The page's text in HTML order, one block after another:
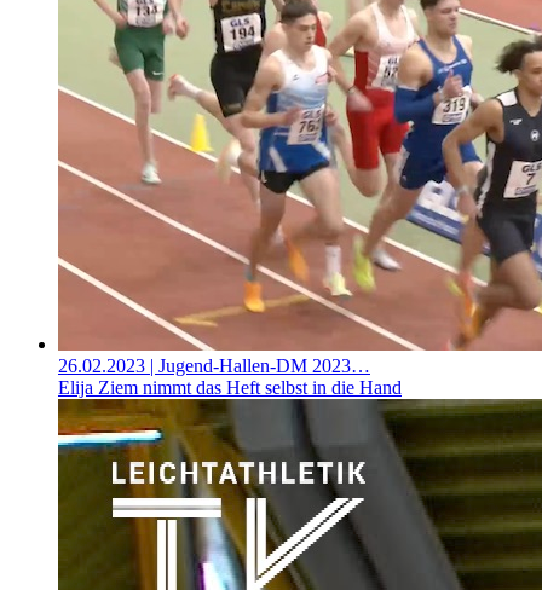
26.02.2023 | Jugend-Hallen-DM 2023…
Elija Ziem nimmt das Heft selbst in die Hand